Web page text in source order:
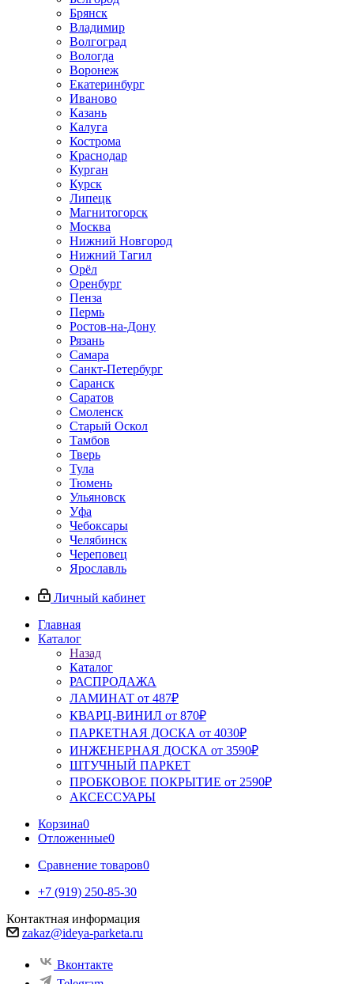
Брянск
Владимир
Волгоград
Вологда
Воронеж
Екатеринбург
Иваново
Казань
Калуга
Кострома
Краснодар
Курган
Курск
Липецк
Магнитогорск
Москва
Нижний Новгород
Нижний Тагил
Орёл
Оренбург
Пенза
Пермь
Ростов‑на‑Дону
Рязань
Самара
Санкт‑Петербург
Саранск
Саратов
Смоленск
Старый Оскол
Тамбов
Тверь
Тула
Тюмень
Ульяновск
Уфа
Чебоксары
Челябинск
Череповец
Ярославль
Личный кабинет
Главная
Каталог
Назад
Каталог
РАСПРОДАЖА
ЛАМИНАТ от 487₽
КВАРЦ-ВИНИЛ от 870₽
ПАРКЕТНАЯ ДОСКА от 4030₽
ИНЖЕНЕРНАЯ ДОСКА от 3590₽
ШТУЧНЫЙ ПАРКЕТ
ПРОБКОВОЕ ПОКРЫТИЕ от 2590₽
АКСЕССУАРЫ
Корзина0
Отложенные0
Сравнение товаров0
+7 (919) 250-85-30
Контактная информация
zakaz@ideya-parketa.ru
Вконтакте